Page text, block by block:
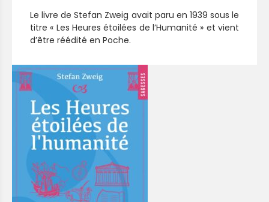
Le livre de Stefan Zweig avait paru en 1939 sous le
titre « Les Heures étoilées de l’Humanité » et vient
d’être réédité en Poche.